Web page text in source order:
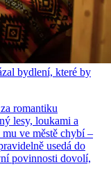
bydlení, které by
romantiku
lesy, loukami a
ve městě chybí –
usedá do
povinnosti dovolí,